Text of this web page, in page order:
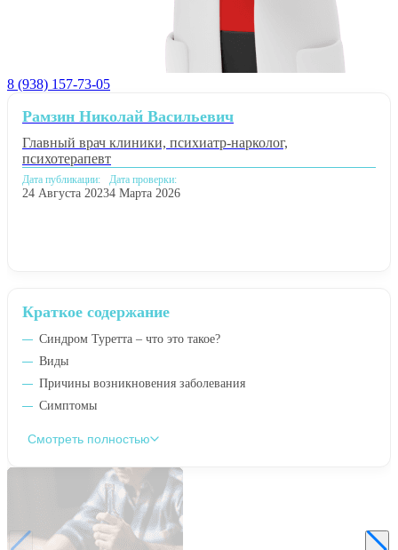
8 (938) 157-73-05
Краткое содержание
Синдром Туретта – что это такое?
Виды
Причины возникновения заболевания
Симптомы
Смотреть полностью
Рамзин Николай Васильевич
Главный врач клиники, психиатр-нарколог,
психотерапевт
Дата публикации:
24 Августа 2023
Дата проверки:
4 Марта 2026